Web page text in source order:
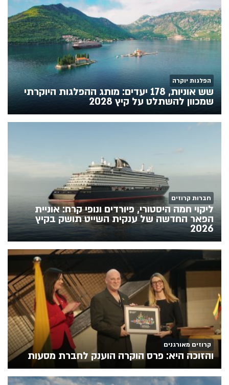
הפלגות יוקרה
שש אוניות, 178 יעדים: מותג ההפלגות היוקרתי
שמכוון להשתלט על קיץ 2028
חברות קרוזים
ליקוי חמה היסטורי, פיורדים ונופי קרח: אוניית
הפאר החדשה של ענקית השייט תושק בקיץ
2026
קרוזים מאורגנים
והזוכה היא: פרס הוקרה הוענק לחברת מסעות